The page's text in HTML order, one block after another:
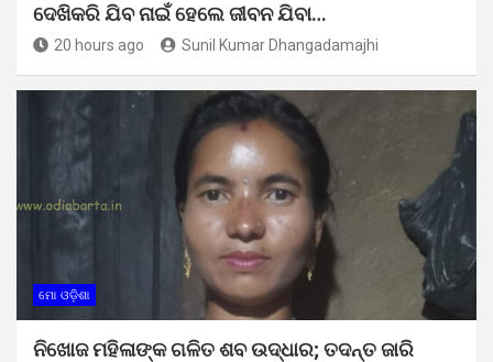
ଦେଖିକରି ଯିବ ନାଇଁ ହେଲେ ଜୀବନ ଯିବା…
20 hours ago Sunil Kumar Dhangadamajhi
ମୋ ଓଡ଼ିଶା
ନିଖୋଜ ମହିଳାଙ୍କ ଗଳିତ ଶବ ଉଦ୍ଧାର; ତଦନ୍ତ ଜାରି